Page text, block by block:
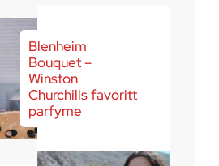
Blenheim
Bouquet –
Winston
Churchills favoritt
parfyme